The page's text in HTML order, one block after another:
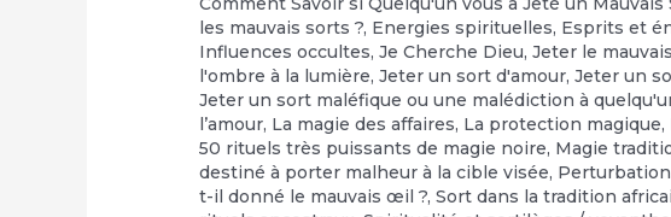
les mauvais sorts ?, Energies spirituelles, Esprits et
Influences occultes,Je Cherche Dieu,Jeter le
l'ombre à la lumière,Jeter un sort d'amour,Jeter un
Jeter un sort maléfique ou une malédiction à
l’amour, ‎La magie des affaires, ‎La protection magique,
50 rituels très puissants de magie noire, Magie
destiné à porter malheur à la cible visée,
t-il donné le mauvais œil ?,Sort dans la tradition